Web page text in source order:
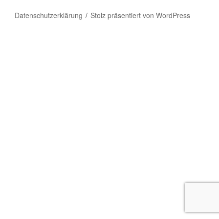
Datenschutzerklärung Stolz präsentiert von WordPress